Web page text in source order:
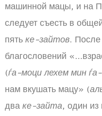
машинной мацы, и на
следует съесть в
пять ке-зайтов. После
благословений
(ѓа-моци лехем мин
нам вкушать мацу» (
два ке-зайта, один из